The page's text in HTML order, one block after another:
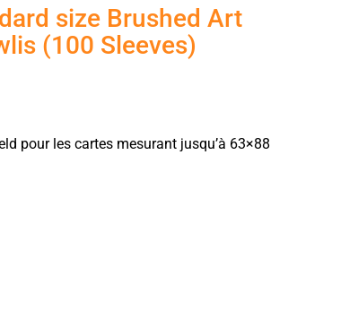
size Brushed Art
(100 Sleeves)
pour les cartes mesurant jusqu’à 63×88